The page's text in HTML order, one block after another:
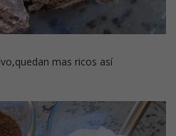
mas ricos así